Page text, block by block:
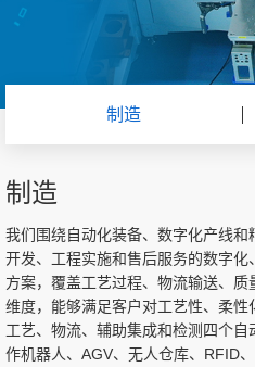
制造
制造
我们围绕自动化装备、数字化产线
开发、工程实施和售后服务的数字
方案，覆盖工艺过程、物流输送、
维度，能够满足客户对工艺性、柔
工艺、物流、辅助集成和检测四个
作机器人、AGV、无人仓库、RFID